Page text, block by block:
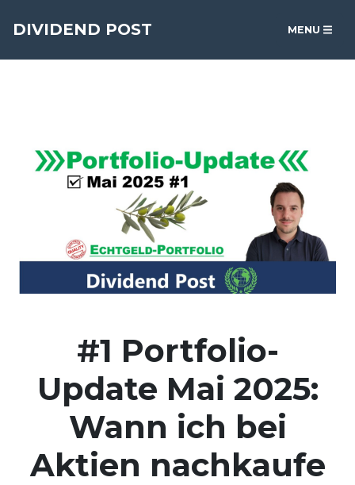
DIVIDEND POST MENU
#1 Portfolio-
Update Mai 2025:
Wann ich bei
Aktien nachkaufe